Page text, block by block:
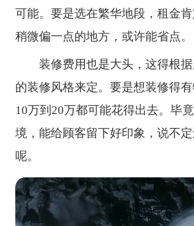
可能。要是选在繁华地段，租金
稍微偏一点的地方，或许能省点。
装修费用也是大头，这得根据
的装修风格来定。要是想装修得
10万到20万都可能花得出去。毕
境，能给顾客留下好印象，说不
呢。